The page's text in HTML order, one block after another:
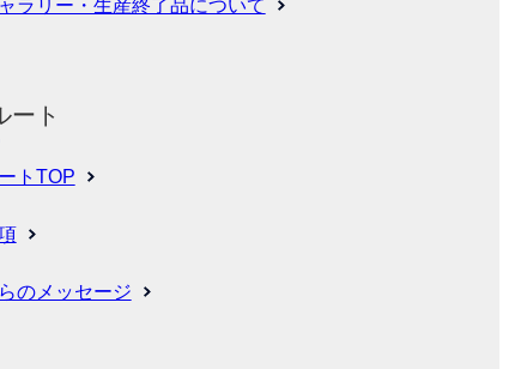
ラリー・生産終了品について
ート
トTOP
のメッセージ